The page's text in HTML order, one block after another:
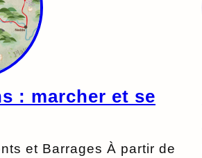
: marcher et se
et Barrages À partir de